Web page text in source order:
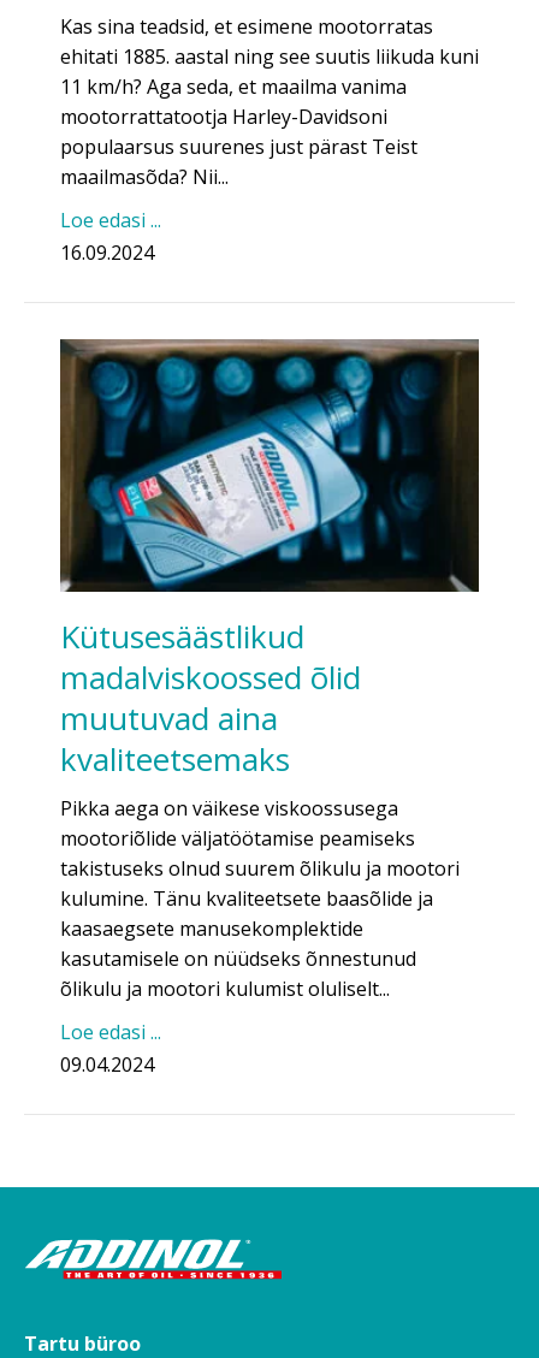
Kas sina teadsid, et esimene mootorratas
ehitati 1885. aastal ning see suutis liikuda kuni
11 km/h? Aga seda, et maailma vanima
mootorrattatootja Harley-Davidsoni
populaarsus suurenes just pärast Teist
maailmasõda? Nii...
Loe edasi ...
16.09.2024
Kütusesäästlikud
madalviskoossed õlid
muutuvad aina
kvaliteetsemaks
Pikka aega on väikese viskoossusega
mootoriõlide väljatöötamise peamiseks
takistuseks olnud suurem õlikulu ja mootori
kulumine. Tänu kvaliteetsete baasõlide ja
kaasaegsete manusekomplektide
kasutamisele on nüüdseks õnnestunud
õlikulu ja mootori kulumist oluliselt...
Loe edasi ...
09.04.2024
Tartu büroo